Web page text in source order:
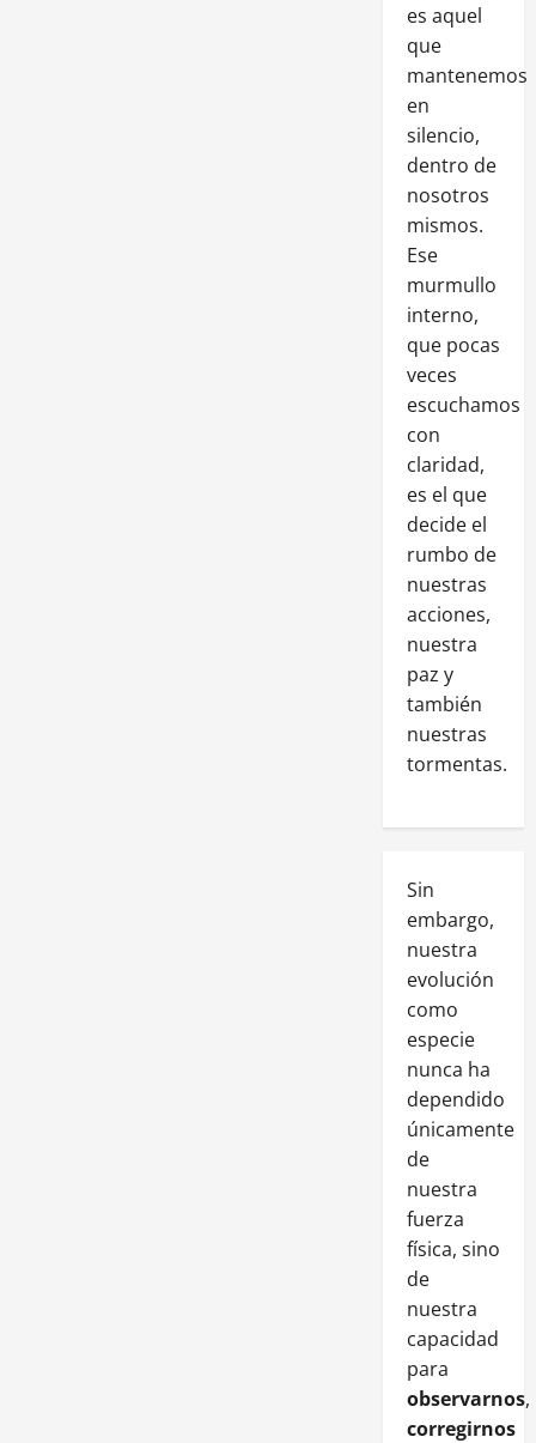
es aquel
que
mantenemos
en
silencio,
dentro de
nosotros
mismos.
Ese
murmullo
interno,
que pocas
veces
escuchamos
con
claridad,
es el que
decide el
rumbo de
nuestras
acciones,
nuestra
paz y
también
nuestras
tormentas.
Sin
embargo,
nuestra
evolución
como
especie
nunca ha
dependido
únicamente
de
nuestra
fuerza
física, sino
de
nuestra
capacidad
para
observarnos,
corregirnos